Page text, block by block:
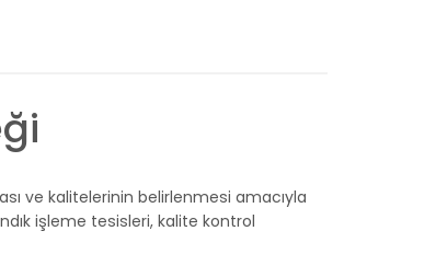
ve kalitelerinin belirlenmesi amacıyla
işleme tesisleri, kalite kontrol